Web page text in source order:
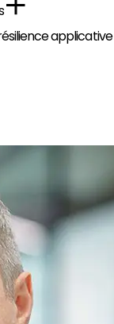
applicative